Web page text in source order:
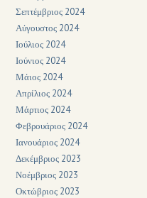
Σεπτέμβριος 2024
Αύγουστος 2024
Ιούλιος 2024
Ιούνιος 2024
Μάιος 2024
Απρίλιος 2024
Μάρτιος 2024
Φεβρουάριος 2024
Ιανουάριος 2024
Δεκέμβριος 2023
Νοέμβριος 2023
Οκτώβριος 2023